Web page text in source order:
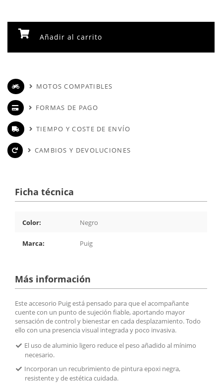
Añadir al carrito
MOTOS COMPATIBLES
FORMAS DE PAGO
TIEMPO Y COSTE DE ENVÍO
CAMBIOS Y DEVOLUCIONES
Ficha técnica
Color: Negro
Marca: Puig
Más información
Este accesorio Puig está pensado para que el acompañante
cuente con un punto de sujeción fiable, aportando mayor
sensación de control y bienestar en cada desplazamiento. Todo
ello con una presencia visual integrada y poco invasiva.
El uso de aluminio ligero reduce el peso añadido al mínimo
necesario.
Incorporan un recubrimiento de pintura epoxi negra,
resistente y de estética cuidada.